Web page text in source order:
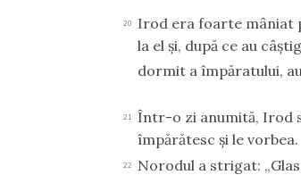
20
Irod era foarte mâniat
la el şi, după ce au
dormit a împăratului,
21
Într-o zi anumită, Irod
împărătesc şi le vorbea.
22 Norodul a strigat: